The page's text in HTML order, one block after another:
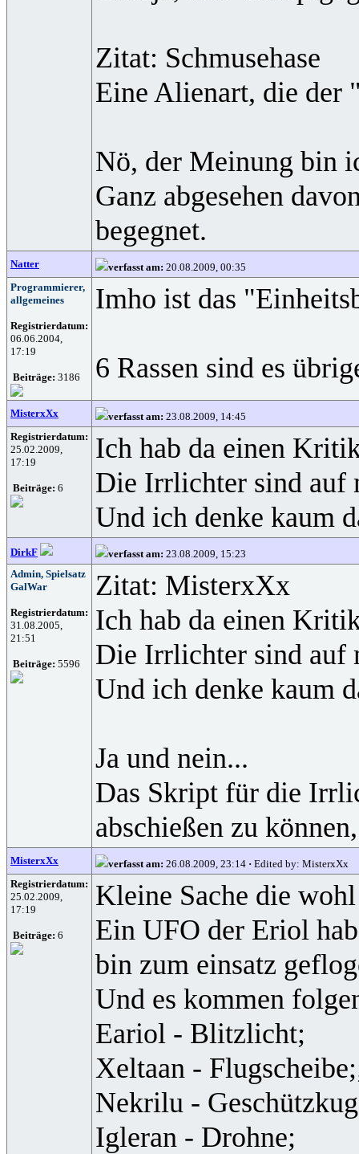
Zitat: Schmusehase
Eine Alienart, die der
Nö, der Meinung bin
Ganz abgesehen
begegnet.
Natter verfasst am: 20.08.2009, 00:35
Programmierer,
allgemeines
Registrierdatum:
06.06.2004,
17:19
Beiträge: 3186
Imho ist das
6 Rassen sind es
MisterxXx verfasst am: 23.08.2009, 14:45
Registrierdatum:
25.02.2009,
17:19
Beiträge: 6
Ich hab da einen
Die Irrlichter sind auf
Und ich denke kaum
DirkF verfasst am: 23.08.2009, 15:23
Admin, Spielsatz
GalWar
Registrierdatum:
31.08.2005,
21:51
Beiträge: 5596
Zitat: MisterxXx
Ich hab da einen
Die Irrlichter sind auf
Und ich denke kaum
Ja und nein...
Das Skript für die
abschießen zu
MisterxXx verfasst am: 26.08.2009, 23:14 · Edited by: MisterxXx
Registrierdatum:
25.02.2009,
17:19
Beiträge: 6
Kleine Sache die
Ein UFO der Eriol
bin zum einsatz
Und es kommen
Eariol - Blitzlicht;
Xeltaan -
Nekrilu -
Igleran - Drohne;